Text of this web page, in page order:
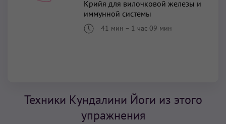
Крийя для вилочковой железы и
иммунной системы
41 мин – 1 час 09 мин
Техники Кундалини Йоги из этого
упражнения